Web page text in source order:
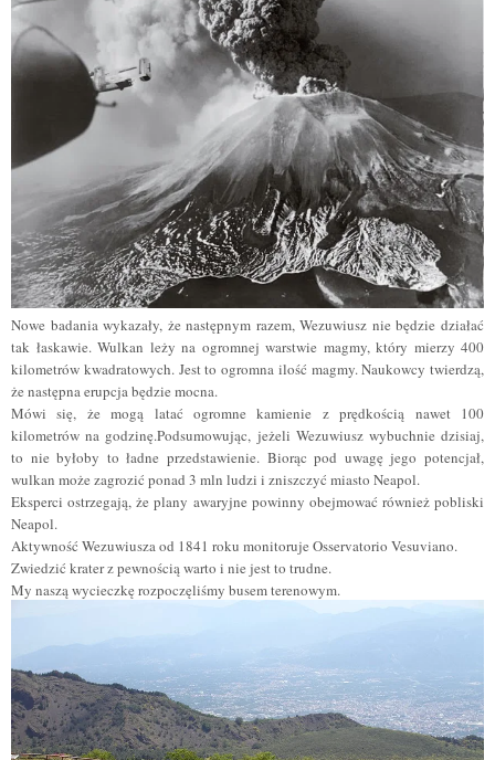
Nowe badania wykazały, że następnym razem, Wezuwiusz nie będzie działać
tak łaskawie. Wulkan leży na ogromnej warstwie magmy, który mierzy 400
kilometrów kwadratowych. Jest to ogromna ilość magmy. Naukowcy twierdzą,
że następna erupcja będzie mocna.
Mówi się, że mogą latać ogromne kamienie z prędkością nawet 100
kilometrów na godzinę.Podsumowując, jeżeli Wezuwiusz wybuchnie dzisiaj,
to nie byłoby to ładne przedstawienie. Biorąc pod uwagę jego potencjał,
wulkan może zagrozić ponad 3 mln ludzi i zniszczyć miasto Neapol.
Eksperci ostrzegają, że plany awaryjne powinny obejmować również pobliski
Neapol.
Aktywność Wezuwiusza od 1841 roku monitoruje Osservatorio Vesuviano.
Zwiedzić krater z pewnością warto i nie jest to trudne.
My naszą wycieczkę rozpoczęliśmy busem terenowym.